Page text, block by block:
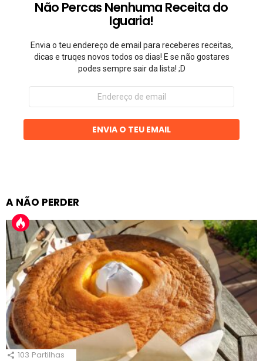
Não Percas Nenhuma Receita do
Iguaria!
Envia o teu endereço de email para receberes receitas,
dicas e truqes novos todos os dias! E se não gostares
podes sempre sair da lista! ;D
Endereço
email
ENVIA O TEU EMAIL
A NÃO PERDER
103 Partilhas